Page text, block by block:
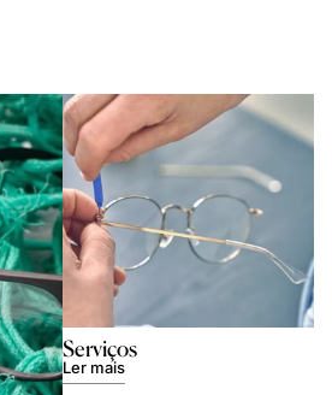
Serviços
Ler mais